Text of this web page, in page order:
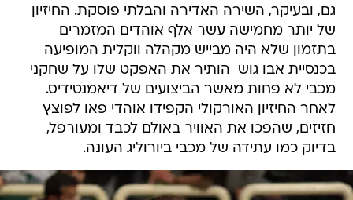
גם, ובעיקר, השירה האדירה והבלתי פוסקת. החיזיון
של יותר מחמישה עשר אלף אוהדים המזמרים
בתזמון שלא היה מבייש מקהלה ווקלית המופיעה
בכנסיית אבו גוש  הותיר את האפקט שלו על שחקני
מכבי לא פחות מאשר הביצועים של דיאמנטידיס.
לאחר החיזיון האורקולי הקפידו אוהדי פאו לפוצץ
חזיזים, שהפכו את האוויר באולם לכבד ומעורפל,
בדיוק כמו עתידה של מכבי ביורוליג העונה.